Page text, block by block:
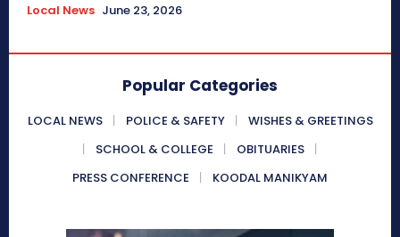
Local News June 23, 2026
Popular Categories
LOCAL NEWS POLICE & SAFETY
WISHES & GREETINGS
SCHOOL & COLLEGE
OBITUARIES
PRESS CONFERENCE
KOODAL MANIKYAM